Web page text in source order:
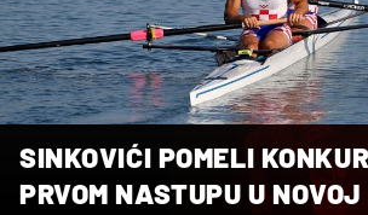
SINKOVIĆI POMELI
PRVOM NASTUPU U